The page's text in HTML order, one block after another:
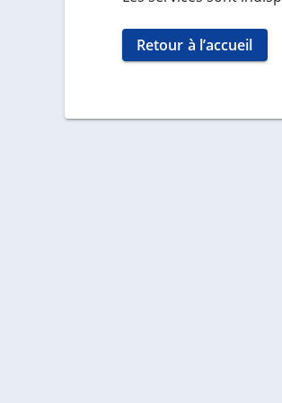
Retour à l’accueil